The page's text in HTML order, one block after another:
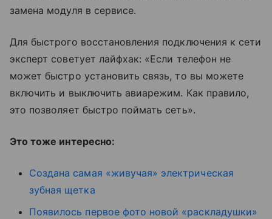
замена модуля в сервисе.
Для быстрого восстановления подключения к сети
эксперт советует лайфхак: «Если телефон не
может быстро установить связь, то вы можете
включить и выключить авиарежим. Как правило,
это позволяет быстро поймать сеть».
Это тоже интересно:
Создана самая «живучая» электрическая
зубная щетка
Появилось первое фото новой «раскладушки»